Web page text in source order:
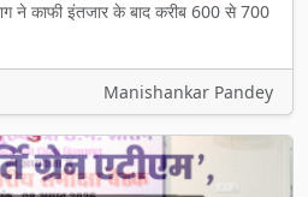
ने काफी इंतजार के बाद करीब 600 से 700
Manishankar Pandey